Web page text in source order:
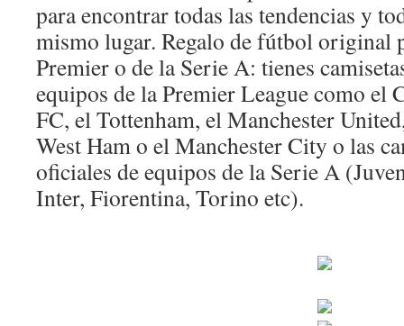
para encontrar todas las tendencias y
mismo lugar. Regalo de fútbol original
Premier o de la Serie A: tienes
equipos de la Premier League como el
FC, el Tottenham, el Manchester
West Ham o el Manchester City o las
oficiales de equipos de la Serie A
Inter, Fiorentina, Torino etc).